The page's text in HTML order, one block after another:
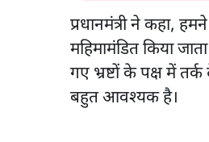
प्रधानमंत्री ने कहा,
महिमामंडित किया
गए भ्रष्टों के पक्ष में
बहुत आवश्यक है।